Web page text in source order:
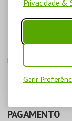
Privacidade &
Gerir
bilhete;
Cartão/
cada bilhete,
cartão/
Pressione
PAGAMENTO